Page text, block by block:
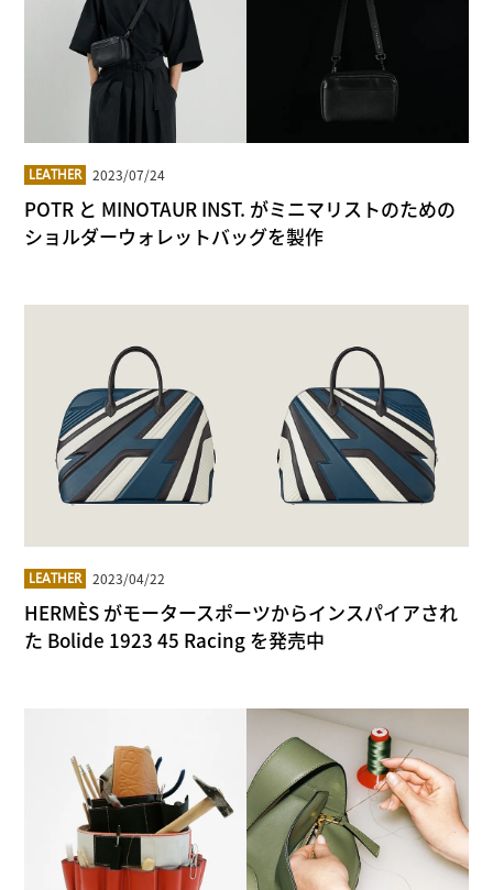
LEATHER 2023/07/24
POTR と MINOTAUR INST. がミニマリストのための
ショルダーウォレットバッグを製作
LEATHER 2023/04/22
HERMÈS がモータースポーツからインスパイアされ
た Bolide 1923 45 Racing を発売中